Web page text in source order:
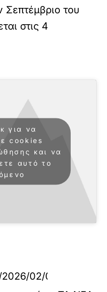
Σεπτέμβριο του
στις 4
για να
cookies
και να
αυτό το
02/01/